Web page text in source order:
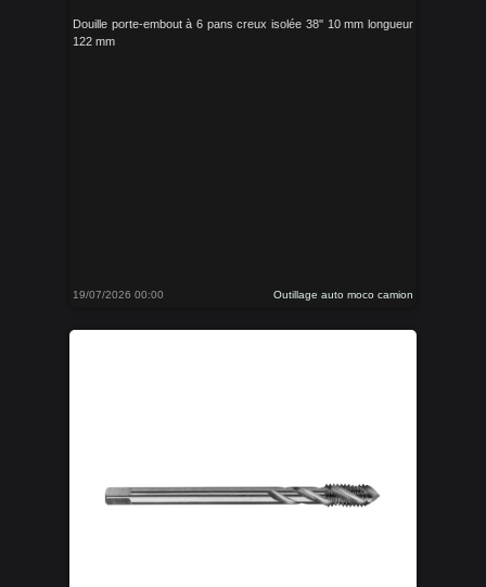
Douille porte-embout à 6 pans creux isolée 38'' 10 mm longueur
122 mm
19/07/2026 00:00 Outillage auto moco camion